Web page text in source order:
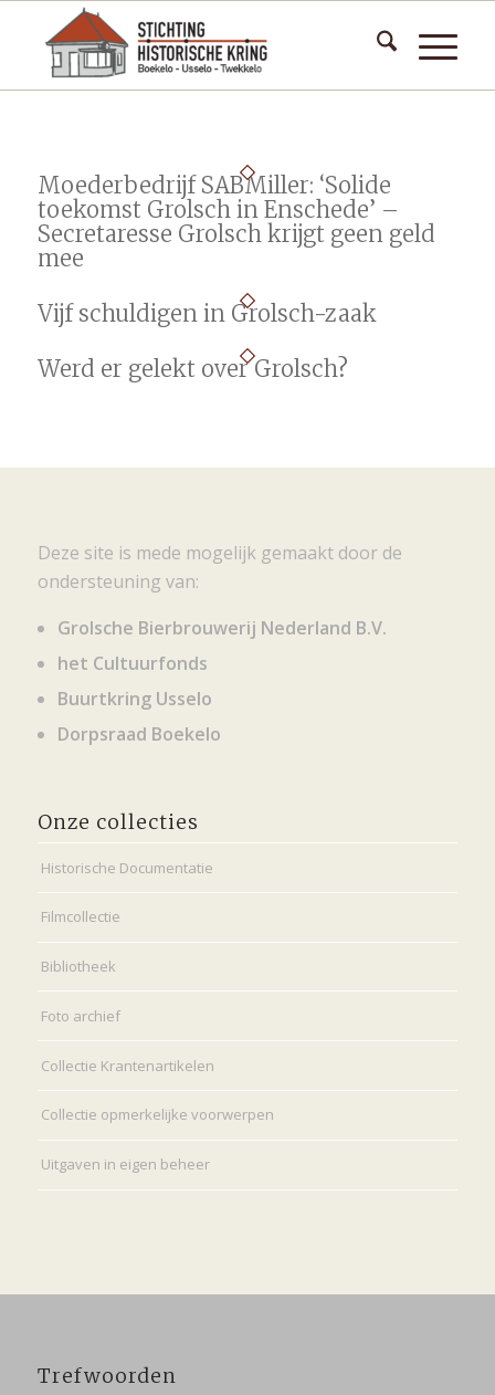
Moederbedrijf SABMiller: ‘Solide
toekomst Grolsch in Enschede’ –
Secretaresse Grolsch krijgt geen geld
mee
Vijf schuldigen in Grolsch-zaak
Werd er gelekt over Grolsch?
Deze site is mede mogelijk gemaakt door de
ondersteuning van:
Grolsche Bierbrouwerij Nederland B.V.
het Cultuurfonds
Buurtkring Usselo
Dorpsraad Boekelo
Onze collecties
Historische Documentatie
Filmcollectie
Bibliotheek
Foto archief
Collectie Krantenartikelen
Collectie opmerkelijke voorwerpen
Uitgaven in eigen beheer
Trefwoorden